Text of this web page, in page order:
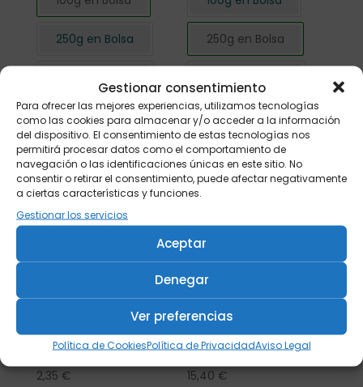
Gestionar consentimiento
Para ofrecer las mejores experiencias, utilizamos tecnologías
como las cookies para almacenar y/o acceder a la información
del dispositivo. El consentimiento de estas tecnologías nos
permitirá procesar datos como el comportamiento de
navegación o las identificaciones únicas en este sitio. No
consentir o retirar el consentimiento, puede afectar negativamente
a ciertas características y funciones.
Gestionar los servicios
Aceptar
Denegar
Ver preferencias
Política de CookiesPolítica de PrivacidadAviso Legal
250g en Bolsa
1kg en Bolsa
250g en Bolsa
1kg en Bolsa
Flor de Hibisco
cortada 50 gr.
2,35 €
Flor de Hibisco
cortada 500 gr.
15,40 €